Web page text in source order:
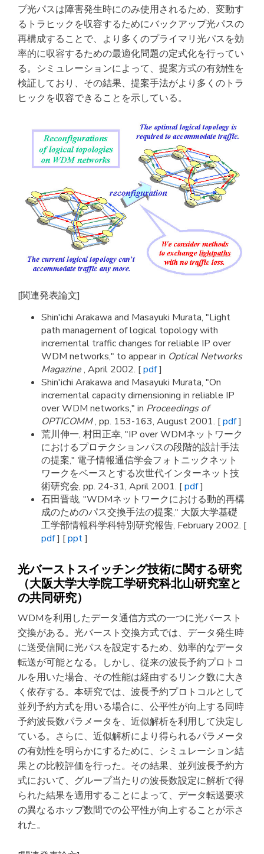
プ光パスは障害発生時にのみ使用されるため、変動す
るトラヒックを収容するためにバックアップ光パスの
再構成することで、より多くのプライマリ光パスを効
率的に収容するための最適化問題の定式化を行ってい
る。シミュレーションによって、提案方式の有効性を
検証しており、その結果、提案手法がより多くのトラ
ヒックを収容できることを示している。
[関連発表論文]
Shin'ichi Arakawa and Masayuki Murata, "Light
path management of logical topology with
incremental traffic changes for reliable IP over
WDM networks," to appear in Optical Networks
Magazine, April 2002. [pdf]
Shin'ichi Arakawa and Masayuki Murata, "On
incremental capacity dimensioning in reliable IP
over WDM networks," in Proceedings of
OPTICOMM, pp. 153-163, August 2001. [pdf]
荒川伸一, 村田正幸, "IP over WDMネットワーク
におけるプロテクションパスの段階的設計手法
の提案," 電子情報通信学会フォトニックネット
ワークをベースとする次世代インターネット技
術研究会, pp. 24-31, April 2001. [pdf]
石田晋哉, "WDMネットワークにおける動的再構
成のためのパス交換手法の提案," 大阪大学基礎
工学部情報科学科特別研究報告, February 2002. [
pdf] [ppt]
光バーストスイッチング技術に関する研究
（大阪大学大学院工学研究科北山研究室と
の共同研究）
WDMを利用したデータ通信方式の一つに光バースト
交換がある。光バースト交換方式では、データ発生時
に送受信間に光パスを設定するため、効率的なデータ
転送が可能となる。しかし、従来の波長予約プロトコ
ルを用いた場合、その性能は経由するリンク数に大き
く依存する。本研究では、波長予約プロトコルとして
並列予約方式を用いる場合に、公平性が向上する同時
予約波長数パラメータを、近似解析を利用して決定し
ている。さらに、近似解析により得られるパラメータ
の有効性を明らかにするために、シミュレーション結
果との比較評価を行った。その結果、並列波長予約方
式において、グループ当たりの波長数設定に解析で得
られた結果を適用することによって、データ転送要求
の異なるホップ数間での公平性が向上することが示さ
れた。